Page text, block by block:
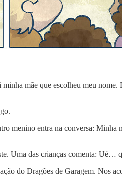
mãe que escolheu meu
menino entra na conversa: Minha
Uma das crianças comenta: Ué…
do Dragões de Garagem. Nos